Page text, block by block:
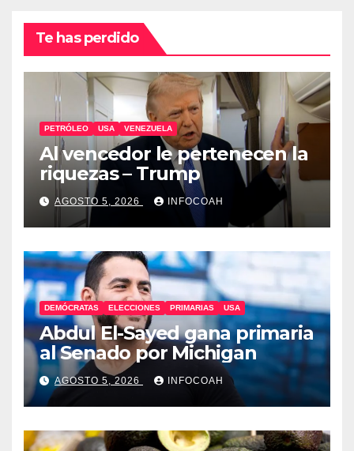
Te has perdido
PETRÓLEO USA VENEZUELA
Al vencedor le pertenecen la
riquezas – Trump
AGOSTO 5, 2026 INFOCOAH
DEMÓCRATAS ELECCIONES PRIMARIAS USA
Abdul El-Sayed gana primaria
al Senado por Michigan
AGOSTO 5, 2026 INFOCOAH